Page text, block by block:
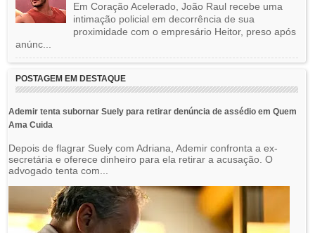
Em Coração Acelerado, João Raul recebe uma
intimação policial em decorrência de sua
proximidade com o empresário Heitor, preso após
anúnc...
POSTAGEM EM DESTAQUE
Ademir tenta subornar Suely para retirar denúncia de assédio em Quem
Ama Cuida
Depois de flagrar Suely com Adriana, Ademir confronta a ex-
secretária e oferece dinheiro para ela retirar a acusação. O
advogado tenta com...